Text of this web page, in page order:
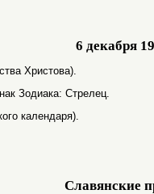
6 декабря
Христова).
Зодиака: Стрелец.
календаря).
Славянские